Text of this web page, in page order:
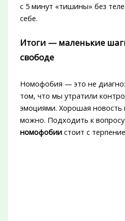
с 5 минут «тишины» без
себе.
Итоги — маленькие
свободе
Номофобия — это не
том, что мы утратили
эмоциями. Хорошая новость
можно. Подходить к вопросу
номофобиистоит с